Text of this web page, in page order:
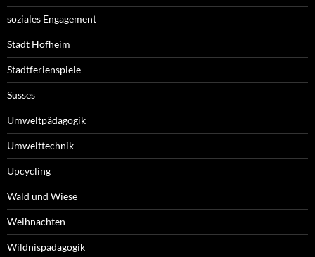
soziales Engagement
Stadt Hofheim
Stadtferienspiele
Süsses
Umweltpädagogik
Umwelttechnik
Upcycling
Wald und Wiese
Weihnachten
Wildnispädagogik